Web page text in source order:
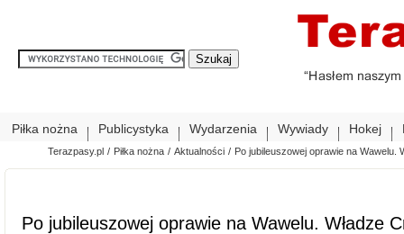
Piłka nożna Publicystyka Wydarzenia Wywiady Hokej
Terazpasy.pl / Piłka nożna / Aktualności / Po jubileuszowej oprawie na Wawelu.
Po jubileuszowej oprawie na Wawelu. Władze